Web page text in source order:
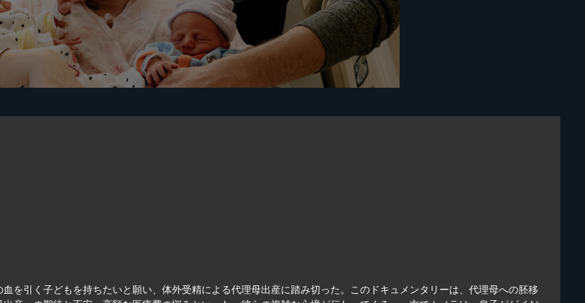
を引く子どもを持ちたいと願い、体外受精による代理母出産に踏み切った。このドキュメンタリーは、代理母への胚移